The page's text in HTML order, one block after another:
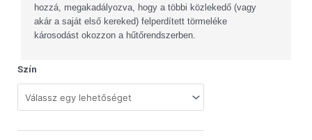
hozzá, megakadályozva, hogy a többi közlekedő (vagy
akár a saját első kereked) felperdített törmeléke
károsodást okozzon a hűtőrendszerben.
Szín